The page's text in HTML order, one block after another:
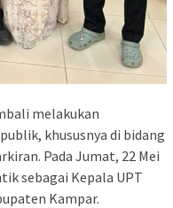
melakukan
khususnya di bidang
Pada Jumat, 22 Mei
sebagai Kepala UPT
Kampar.